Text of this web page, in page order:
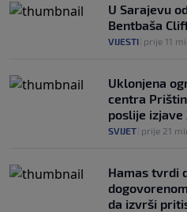
U Sarajevu
Bentbaša
VIJESTI prije 11
Uklonjena
centra
poslije izjave
SVIJET prije 21
Hamas tvrdi
da izvrši